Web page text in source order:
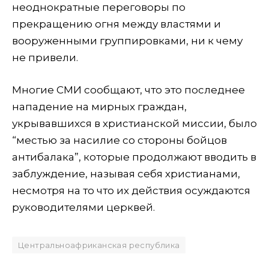
неоднократные переговоры по
прекращению огня между властями и
вооруженными группировками, ни к чему
не привели.
Многие СМИ сообщают, что это последнее
нападение на мирных граждан,
укрывавшихся в христианской миссии, было
“местью за насилие со стороны бойцов
антибалака”, которые продолжают вводить в
заблуждение, называя себя христианами,
несмотря на то что их действия осуждаются
руководителями церквей.
Центральноафриканская республика